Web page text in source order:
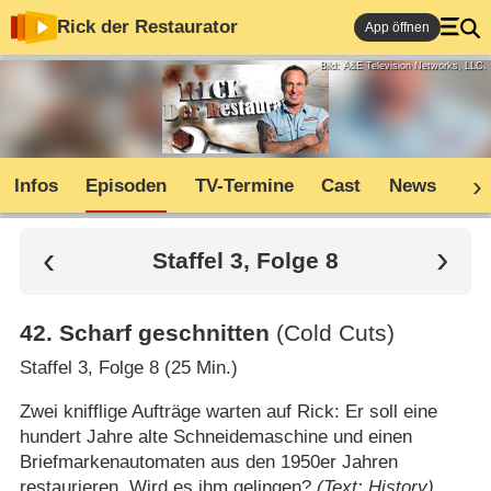
Rick der Restaurator App öffnen
Bild: A&E Television Networks, LLC.
Infos Episoden TV-Termine Cast News
Staffel 3, Folge 8
42. Scharf geschnitten (Cold Cuts)
Staffel 3, Folge 8 (25 Min.)
Zwei knifflige Aufträge warten auf Rick: Er soll eine
hundert Jahre alte Schneidemaschine und einen
Briefmarkenautomaten aus den 1950er Jahren
restaurieren. Wird es ihm gelingen? (Text: History)